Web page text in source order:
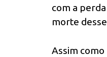
com a
morte
Assim